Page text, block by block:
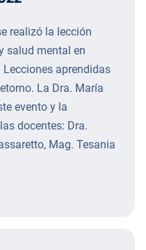
realizó la lección
salud mental en
aprendidas
La Dra. María
evento y la
docentes: Dra.
Mag. Tesania